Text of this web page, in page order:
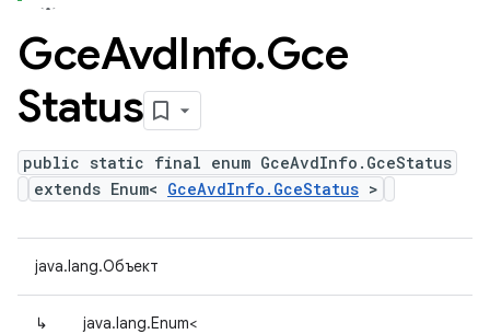
GceAvdInfo.Gce
Status
public static final enum GceAvdInfo.GceStatus
extends Enum< GceAvdInfo.GceStatus >
java.lang.Объект
↳
java.lang.Enum<